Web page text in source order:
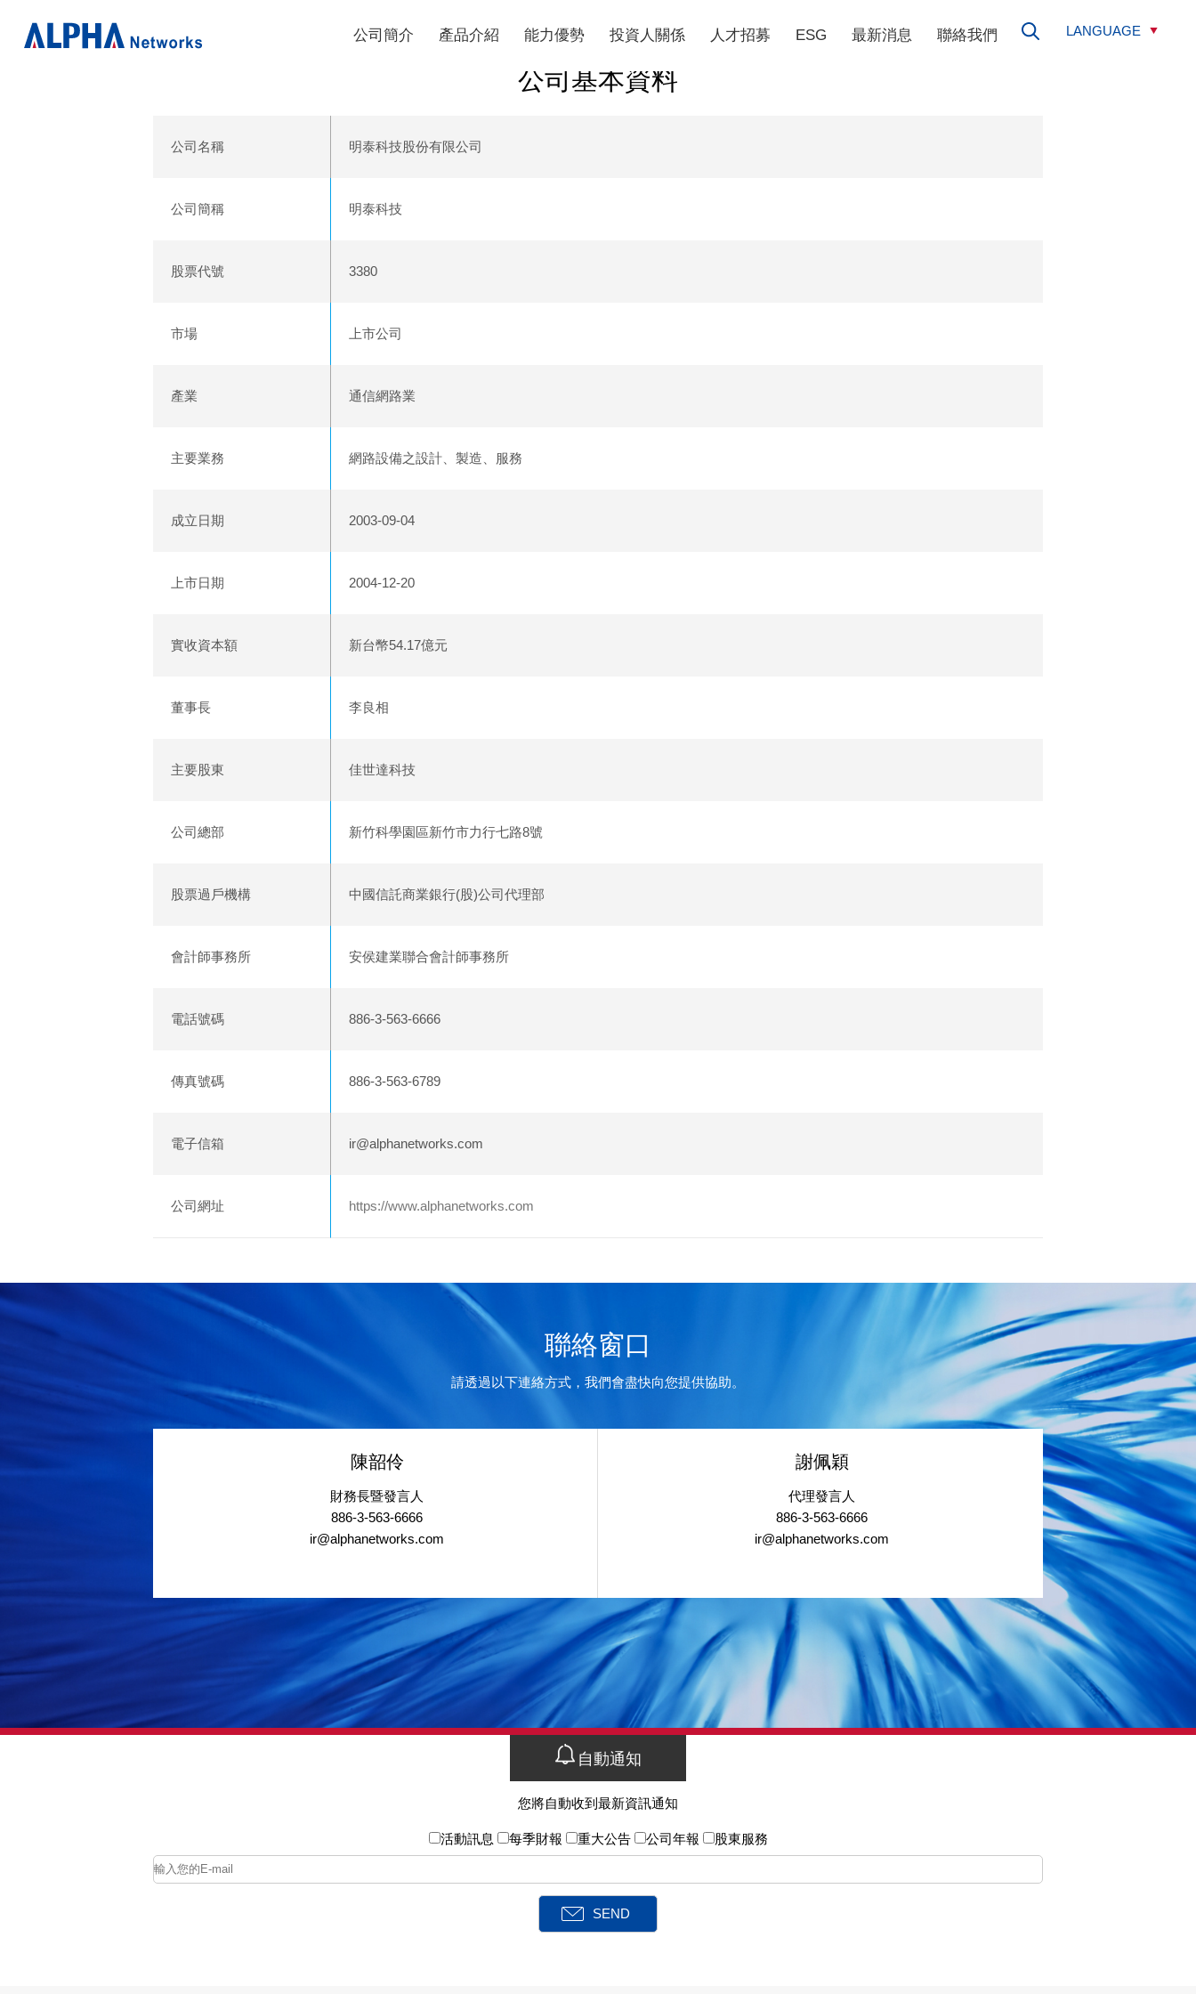
公司簡介 產品介紹 能力優勢 投資人關係 人才招募 ESG 最新消息 聯絡我們 LANGUAGE
公司基本資料
公司名稱 明泰科技股份有限公司
公司簡稱 明泰科技
股票代號 3380
市場 上市公司
產業 通信網路業
主要業務 網路設備之設計、製造、服務
成立日期 2003-09-04
上市日期 2004-12-20
實收資本額 新台幣54.17億元
董事長 李良相
主要股東 佳世達科技
公司總部 新竹科學園區新竹市力行七路8號
股票過戶機構 中國信託商業銀行(股)公司代理部
會計師事務所 安侯建業聯合會計師事務所
電話號碼 886-3-563-6666
傳真號碼 886-3-563-6789
電子信箱 ir@alphanetworks.com
公司網址 https://www.alphanetworks.com
聯絡窗口
請透過以下連絡方式，我們會盡快向您提供協助。
陳韶伶
財務長暨發言人
886-3-563-6666
ir@alphanetworks.com
謝佩穎
代理發言人
886-3-563-6666
ir@alphanetworks.com
自動通知
您將自動收到最新資訊通知
活動訊息 每季財報 重大公告 公司年報 股東服務